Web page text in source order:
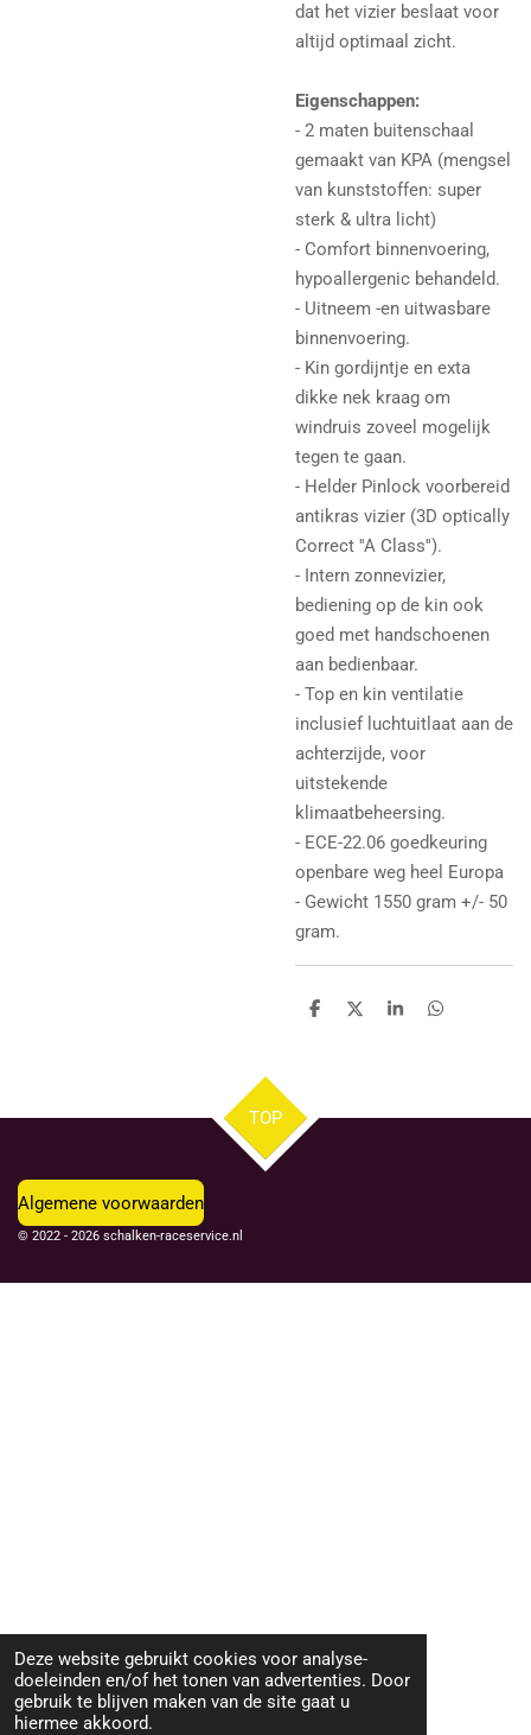
Deze website gebruikt cookies voor analyse-
doeleinden en/of het tonen van advertenties. Door
gebruik te blijven maken van de site gaat u
hiermee akkoord.
dat het vizier beslaat voor
altijd optimaal zicht.
Eigenschappen:
- 2 maten buitenschaal
gemaakt van KPA (mengsel
van kunststoffen: super
sterk & ultra licht)
- Comfort binnenvoering,
hypoallergenic behandeld.
- Uitneem -en uitwasbare
binnenvoering.
- Kin gordijntje en exta
dikke nek kraag om
windruis zoveel mogelijk
tegen te gaan.
- Helder Pinlock voorbereid
antikras vizier (3D optically
Correct ''A Class'').
- Intern zonnevizier,
bediening op de kin ook
goed met handschoenen
aan bedienbaar.
- Top en kin ventilatie
inclusief luchtuitlaat aan de
achterzijde, voor
uitstekende
klimaatbeheersing.
- ECE-22.06 goedkeuring
openbare weg heel Europa
- Gewicht 1550 gram +/- 50
gram.
D
D
S
D
TOP
Algemene voorwaarden
© 2022 - 2026 schalken-raceservice.nl